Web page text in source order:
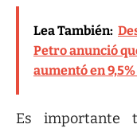
Lea También:
Petro anunció
aumentó en
Es importante